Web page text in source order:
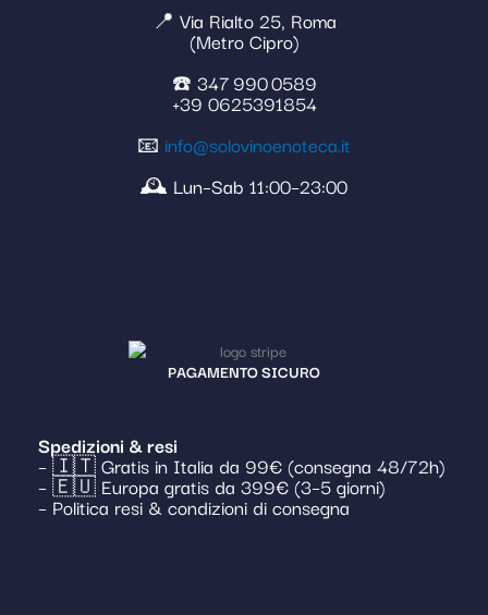
📍 Via Rialto 25, Roma
(Metro Cipro)
☎️ 347 990 0589
+39 0625391854
📧 info@solovinoenoteca.it
🕰️ Lun–Sab 11:00–23:00
PAGAMENTO SICURO
Spedizioni & resi
– 🇮🇹 Gratis in Italia da 99€ (consegna 48/72h)
– 🇪🇺 Europa gratis da 399€ (3–5 giorni)
– Politica resi & condizioni di consegna